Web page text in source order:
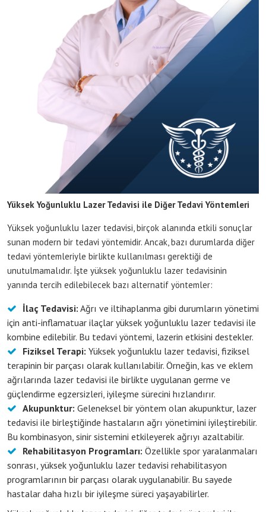
Yüksek Yoğunluklu Lazer Tedavisi ile Diğer Tedavi Yöntemleri
Yüksek yoğunluklu lazer tedavisi, birçok alanında etkili sonuçlar
sunan modern bir tedavi yöntemidir. Ancak, bazı durumlarda diğer
tedavi yöntemleriyle birlikte kullanılması gerektiği de
unutulmamalıdır. İşte yüksek yoğunluklu lazer tedavisinin
yanında tercih edilebilecek bazı alternatif yöntemler:
İlaç Tedavisi: Ağrı ve iltihaplanma gibi durumların yönetimi
için anti-inflamatuar ilaçlar yüksek yoğunluklu lazer tedavisi ile
kombine edilebilir. Bu tedavi yöntemi, lazerin etkisini destekler.
Fiziksel Terapi: Yüksek yoğunluklu lazer tedavisi, fiziksel
terapinin bir parçası olarak kullanılabilir. Örneğin, kas ve eklem
ağrılarında lazer tedavisi ile birlikte uygulanan germe ve
güçlendirme egzersizleri, iyileşme sürecini hızlandırır.
Akupunktur: Geleneksel bir yöntem olan akupunktur, lazer
tedavisi ile birleştiğinde hastaların ağrı yönetimini iyileştirebilir.
Bu kombinasyon, sinir sistemini etkileyerek ağrıyı azaltabilir.
Rehabilitasyon Programları: Özellikle spor yaralanmaları
sonrası, yüksek yoğunluklu lazer tedavisi rehabilitasyon
programlarının bir parçası olarak uygulanabilir. Bu sayede
hastalar daha hızlı bir iyileşme süreci yaşayabilirler.